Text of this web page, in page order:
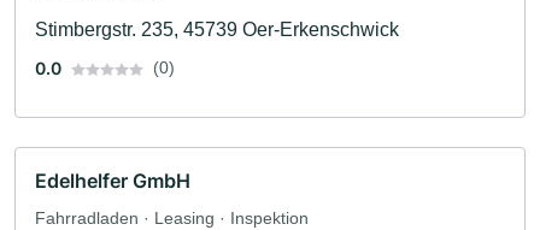
Stimbergstr. 235, 45739 Oer-Erkenschwick
0.0
(0)
Edelhelfer GmbH
Fahrradladen · Leasing · Inspektion